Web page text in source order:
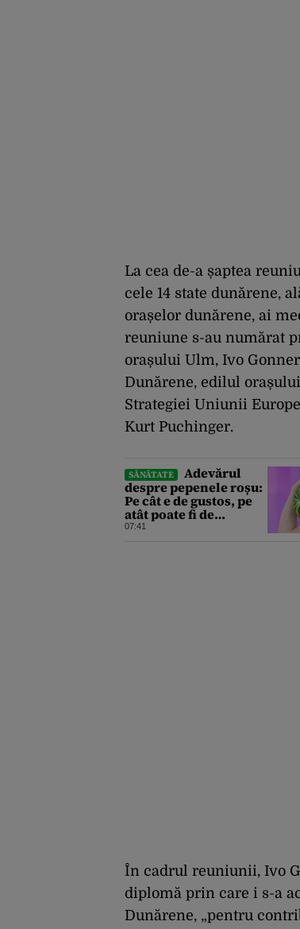
La cea de-a șaptea
cele 14 state dunărene,
orașelor dunărene, ai
reuniune s-au numărat
orașului Ulm, Ivo
Dunărene, edilul
Strategiei Uniunii
Kurt Puchinger.
SĂNĂTATE
Adevărul
despre pepenele roșu:
Pe cât e de gustos, pe
atât poate fi de
periculos. Semnalul
07:41
În cadrul reuniunii, Ivo
diplomă prin care i s-a
Dunărene, „pentru